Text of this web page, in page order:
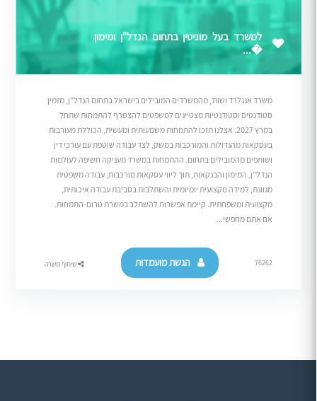
למשרד בעל מוניטין בתחום הנדל"ן ומימון
�...
משרד אנגלרד ושות’, מהמשרדים המובילים בישראל בתחום הנדל”ן, מזמין
סטודנטים וסטודנטיות מצטיינים למשפטים להצטרף להתמחות שתחל
במרץ 2027. אצלנו תזכו להתמחות משמעותית ומעשית, הכוללת מעורבות
בעסקאות מהגדולות והמורכבות במשק, לצד עבודה שוטפת עם עורכי דין
ושותפים מהמובילים בתחום. ההתמחות במשרד מעניקה חשיפה לעולמות
הנדל”ן, המימון והבנקאות, תוך ליווי עסקאות מורכבות, עבודה משפטית
מגוונת, למידה מקצועית יומיומית והשתלבות בסביבת עבודה איכותית,
מקצועית ומשפחתית. קיימת אפשרות להשתלב במשרת טרום-התמחות.
אם אתם מחפשי...
76262 הגשת מועמדות שיתוף משרה